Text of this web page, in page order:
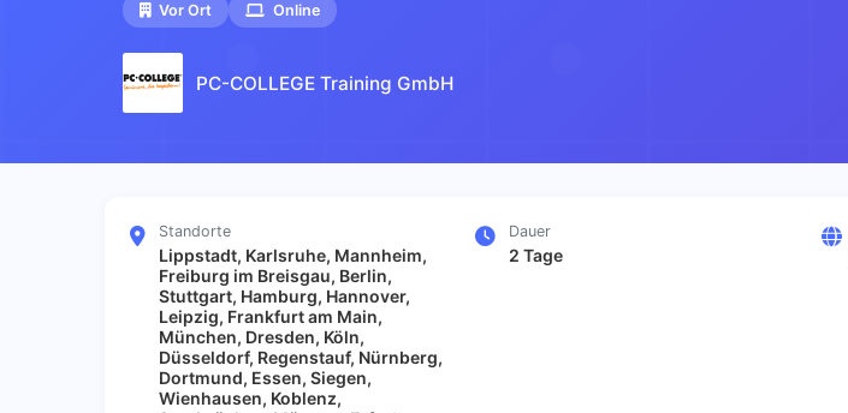
Vor Ort Online
PC-COLLEGE Training GmbH
Standorte
Lippstadt, Karlsruhe, Mannheim,
Freiburg im Breisgau, Berlin,
Stuttgart, Hamburg, Hannover,
Leipzig, Frankfurt am Main,
München, Dresden, Köln,
Düsseldorf, Regenstauf, Nürnberg,
Dortmund, Essen, Siegen,
Wienhausen, Koblenz,
Dauer
2 Tage